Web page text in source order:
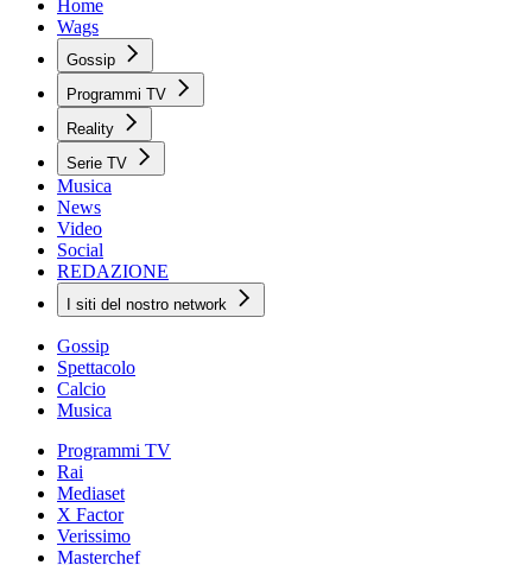
Home
Wags
Gossip
Programmi TV
Reality
Serie TV
Musica
News
Video
Social
REDAZIONE
I siti del nostro network
Gossip
Spettacolo
Calcio
Musica
Programmi TV
Rai
Mediaset
X Factor
Verissimo
Masterchef